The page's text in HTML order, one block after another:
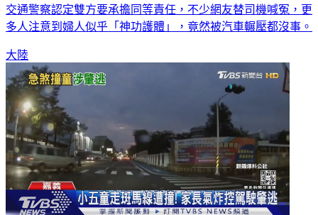
交通警察認定雙方要承擔同等責任，不少網友替司機喊冤，更
多人注意到婦人似乎「神功護體」，竟然被汽車輾壓都沒事。
大陸